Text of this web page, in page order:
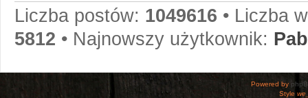
Liczba postów: 1049616 • Liczba
5812 • Najnowszy użytkownik:
Powered by
Style